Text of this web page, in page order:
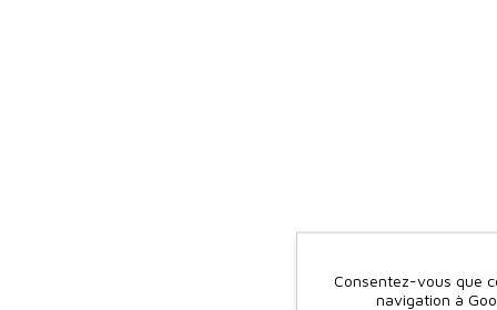
Consentez-vous que
navigation à